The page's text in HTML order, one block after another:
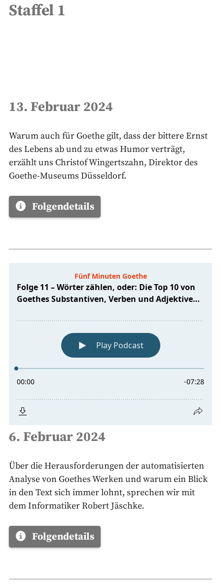
Staffel 1
13. Februar 2024
Warum auch für Goethe gilt, dass der bittere Ernst
des Lebens ab und zu etwas Humor verträgt,
erzählt uns Christof Wingertszahn, Direktor des
Goethe-Museums Düsseldorf.
Folgendetails
6. Februar 2024
Über die Herausforderungen der automatisierten
Analyse von Goethes Werken und warum ein Blick
in den Text sich immer lohnt, sprechen wir mit
dem Informatiker Robert Jäschke.
Folgendetails